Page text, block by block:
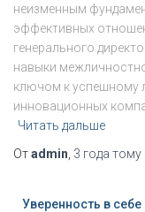
неизменным
эффективных
генерального
навыки
ключом к успешному
инновационных
Читать дальше
Отadmin 3 года тому
Уверенность в